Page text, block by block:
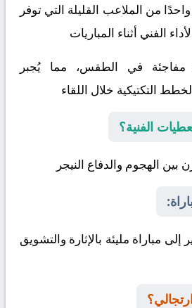
من الملاعب القليلة التي توفر
الفني أثناء المباريات
مفاجئة في الطقس، مما يُجبر
التكتيكية خلال اللقاء
الفنية؟
بين الهجوم والدفاع النيجر
مباراة مليئة بالإثارة والتشويق